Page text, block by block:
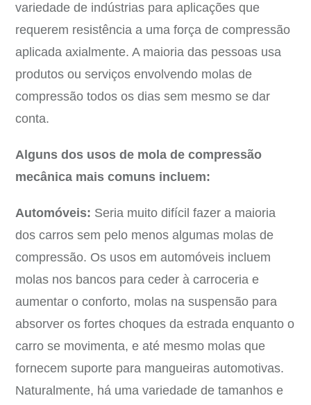
variedade de indústrias para aplicações que
requerem resistência a uma força de compressão
aplicada axialmente. A maioria das pessoas usa
produtos ou serviços envolvendo molas de
compressão todos os dias sem mesmo se dar
conta.
Alguns dos usos de mola de compressão
mecânica mais comuns incluem:
Automóveis: Seria muito difícil fazer a maioria
dos carros sem pelo menos algumas molas de
compressão. Os usos em automóveis incluem
molas nos bancos para ceder à carroceria e
aumentar o conforto, molas na suspensão para
absorver os fortes choques da estrada enquanto o
carro se movimenta, e até mesmo molas que
fornecem suporte para mangueiras automotivas.
Naturalmente, há uma variedade de tamanhos e